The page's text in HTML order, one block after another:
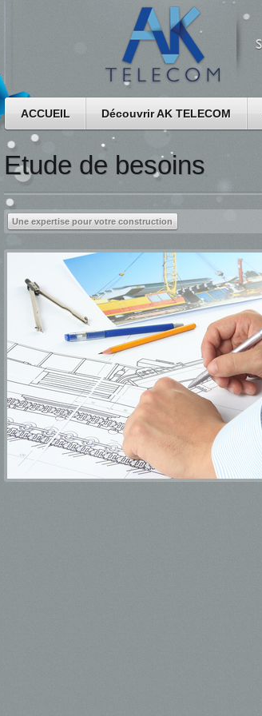
ACCUEIL Découvrir AK TELECOM
Etude de besoins
Une expertise pour votre construction